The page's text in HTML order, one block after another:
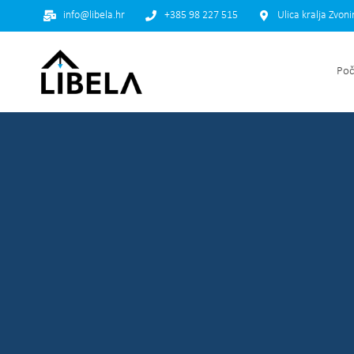
info@libela.hr +385 98 227 515 Ulica kralja